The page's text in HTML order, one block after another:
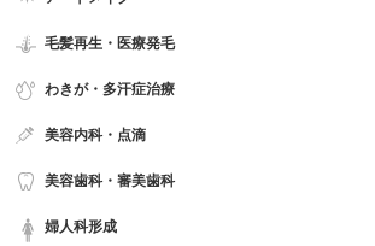
毛髪再生・医療発毛
わきが・多汗症治療
美容内科・点滴
美容歯科・審美歯科
婦人科形成